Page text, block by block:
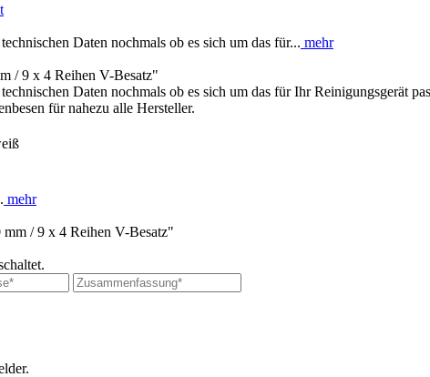
Daten nochmals ob es sich um das für... mehr
/ 9 x 4 Reihen V-Besatz"
Daten nochmals ob es sich um das für Ihr Reinigungsgerät
für nahezu alle Hersteller.
mehr
/ 9 x 4 Reihen V-Besatz"